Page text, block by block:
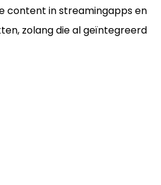
content in streamingapps en
zolang die al geïntegreerd